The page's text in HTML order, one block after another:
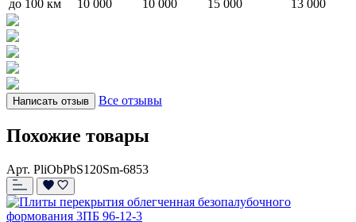
до 100 км 10 000 10 000 15 000 13 000
Написать отзыв Все отзывы
Похожие товары
Арт. PliObPbS120Sm-6853